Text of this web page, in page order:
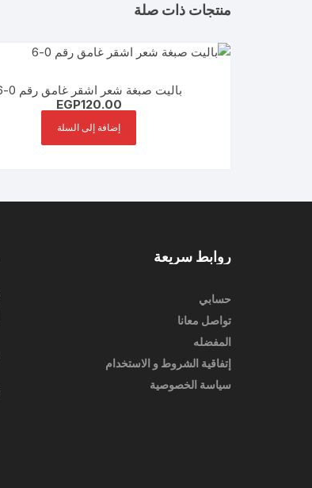
منتجات ذات صلة
باليت صبغة شعر اشقر غامق رقم 0-6
EGP120.00
إضافة إلى السلة
روابط سريعة
حسابي
تواصل معانا
المفضله
إتفاقية الشروط و الاستخدام
سياسة الخصوصية